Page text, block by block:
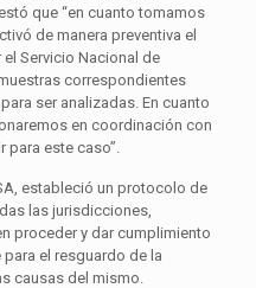
que “en cuanto tomamos
de manera preventiva el
Servicio Nacional de
correspondientes
ser analizadas. En cuanto
en coordinación con
este caso”.
estableció un protocolo de
las jurisdicciones,
proceder y dar cumplimiento
el resguardo de la
causas del mismo.